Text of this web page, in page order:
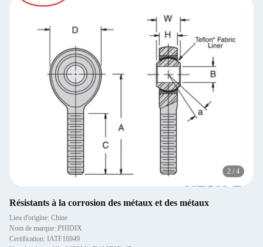
2 / 4
Résistants à la corrosion des métaux et des métaux
Lieu d'origine: Chine
Nom de marque: PHIDIX
Certification: IATF16949